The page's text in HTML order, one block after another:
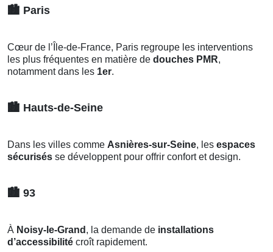
🏙️ Paris
Cœur de l’Île-de-France, Paris regroupe les interventions
les plus fréquentes en matière de douches PMR,
notamment dans les 1er.
🏙️ Hauts-de-Seine
Dans les villes comme Asnières-sur-Seine, les espaces
sécurisés se développent pour offrir confort et design.
🏙️ 93
À Noisy-le-Grand , la demande de installations
d’accessibilité croît rapidement.